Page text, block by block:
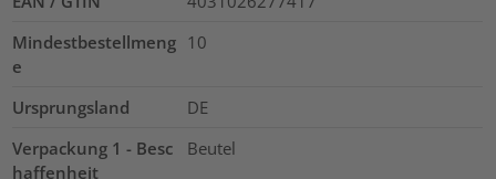
Mindestbestellmeng
e
10
Ursprungsland
DE
Verpackung 1 - Besc
haffenheit
Beutel